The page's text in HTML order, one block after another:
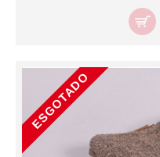
ESGOTADO